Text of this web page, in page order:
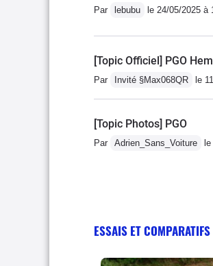
Par lebubu le 24/05/2025 à
[Topic Officiel] PGO
Par Invité §Max068QR le
[Topic Photos] PGO
Par Adrien_Sans_Voiture le
ESSAIS ET